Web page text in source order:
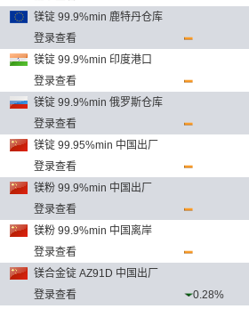
镁锭 99.9%min 鹿特丹仓库
登录查看
镁锭 99.9%min 印度港口
登录查看
镁锭 99.9%min 俄罗斯仓库
登录查看
镁锭 99.95%min 中国出厂
登录查看
镁粉 99.9%min 中国出厂
登录查看
镁粉 99.9%min 中国离岸
登录查看
镁合金锭 AZ91D 中国出厂
登录查看
0.28%